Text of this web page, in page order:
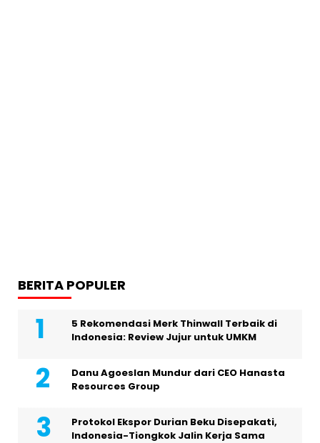
BERITA POPULER
5 Rekomendasi Merk Thinwall Terbaik di
Indonesia: Review Jujur untuk UMKM
Danu Agoeslan Mundur dari CEO Hanasta
Resources Group
Protokol Ekspor Durian Beku Disepakati,
Indonesia-Tiongkok Jalin Kerja Sama